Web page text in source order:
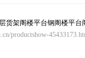
货架阁楼平台钢阁楼平台
productshow-